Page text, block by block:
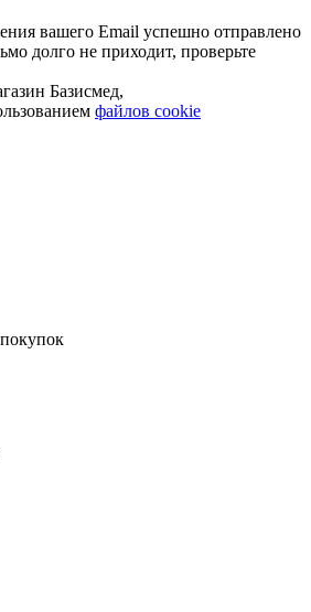
вашего Email успешно отправлено
долго не приходит, проверьте
Базисмед,
файлов cookie